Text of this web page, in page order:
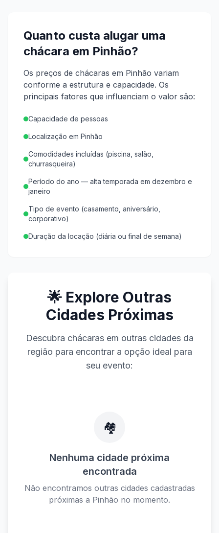
Quanto custa alugar uma
chácara em Pinhão?
Os preços de chácaras em Pinhão variam
conforme a estrutura e capacidade. Os
principais fatores que influenciam o valor são:
Capacidade de pessoas
Localização em Pinhão
Comodidades incluídas (piscina, salão,
churrasqueira)
Período do ano — alta temporada em dezembro e
janeiro
Tipo de evento (casamento, aniversário,
corporativo)
Duração da locação (diária ou final de semana)
🌟 Explore Outras
Cidades Próximas
Descubra chácaras em outras cidades da
região para encontrar a opção ideal para
seu evento:
🏘️
Nenhuma cidade próxima
encontrada
Não encontramos outras cidades cadastradas
próximas a Pinhão no momento.